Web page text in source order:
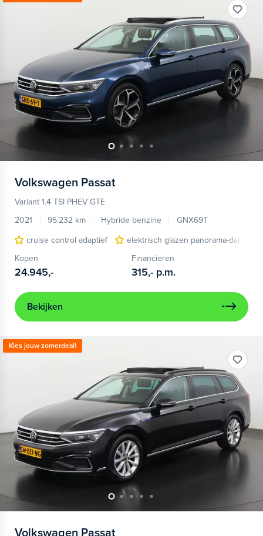
Volkswagen Passat
Variant 1.4 TSI PHEV GTE
2021
95.232 km Hybride benzine
GNX69T
cruise control adaptief
elektrisch glazen panorama-dak
Kopen
24.945,-
Financieren
315,- p.m.
Bekijken
Kies jouw zomerdeal!